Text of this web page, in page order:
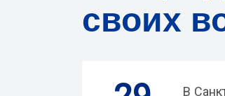
своих
В